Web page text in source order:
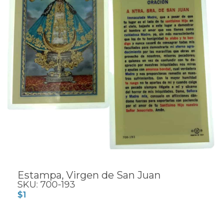
Estampa, Virgen de San Juan
SKU: 700-193
$1